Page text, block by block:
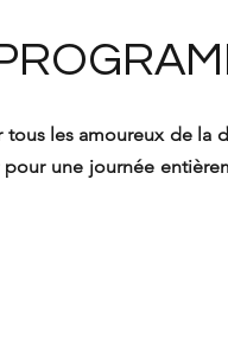
les amoureux de la
une journée